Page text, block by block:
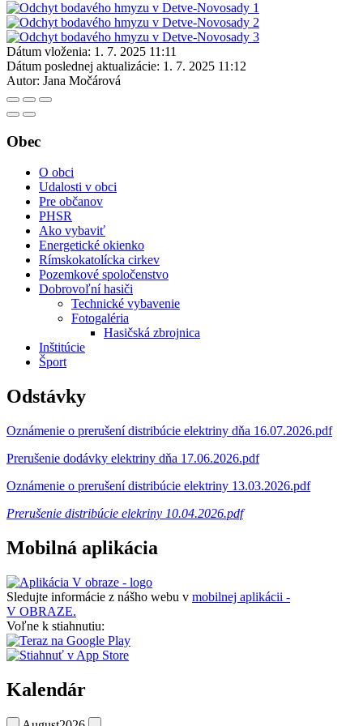
Dátum vloženia: 1. 7. 2025 11:11
Dátum poslednej aktualizácie: 1. 7. 2025 11:12
Autor: Jana Močárová
Obec
O obci
Udalosti v obci
Pre občanov
PHSR
Ako vybaviť
Energetické okienko
Rímskokatolícka cirkev
Pozemkové spoločenstvo
Dobrovoľní hasiči
Technické vybavenie
Fotogaléria
Hasičská zbrojnica
Inštitúcie
Šport
Odstávky
Oznámenie o prerušení distribúcie elektriny dňa 16.07.2026.pdf
Prerušenie dodávky elektriny dňa 17.06.2026.pdf
Oznámenie o prerušení distribúcie elektriny 13.03.2026.pdf
Prerušenie distribúcie elekriny 10.04.2026.pdf
Mobilná aplikácia
Sledujte informácie z nášho webu v mobilnej aplikácii -
V OBRAZE.
Voľne k stiahnutiu:
Kalendár